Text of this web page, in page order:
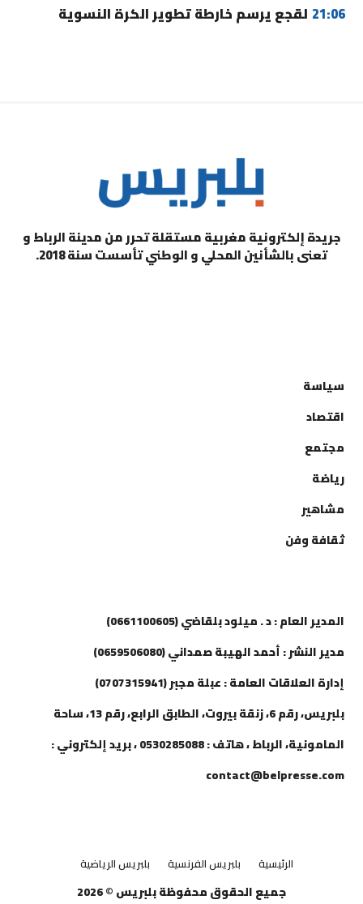
21:06 لقجع يرسم خارطة تطوير الكرة النسوية
جريدة إلكترونية مغربية مستقلة تحرر من مدينة الرباط و
تعنى بالشأنين المحلي و الوطني تأسست سنة 2018.
سياسة
اقتصاد
مجتمع
رياضة
مشاهير
ثقافة وفن
المدير العام : د . ميلود بلقاضي (0661100605)
مدير النشر : أحمد الهيبة صمداني (0659506080)
إدارة العلاقات العامة : عبلة مجبر (0707315941)
بلبريس، رقم 6، زنقة بيروت، الطابق الرابع، رقم 13، ساحة
المامونية، الرباط ، هاتف : 0530285088 ، بريد إلكتروني :
contact@belpresse.com
الرئيسية بلبريس الفرنسية بلبريس الرياضية
جميع الحقوق محفوظة بلبريس © 2026